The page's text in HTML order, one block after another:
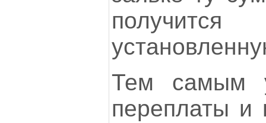
Тем самым
переплаты и